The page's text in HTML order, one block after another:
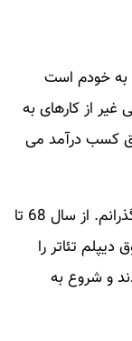
به خودم است
از کارهای به
کسب درآمد می
• من یک دوره دو ساله را در این زمینه می گذرانم. از سال 68 تا
دیپلم تئاتر را
و شروع به